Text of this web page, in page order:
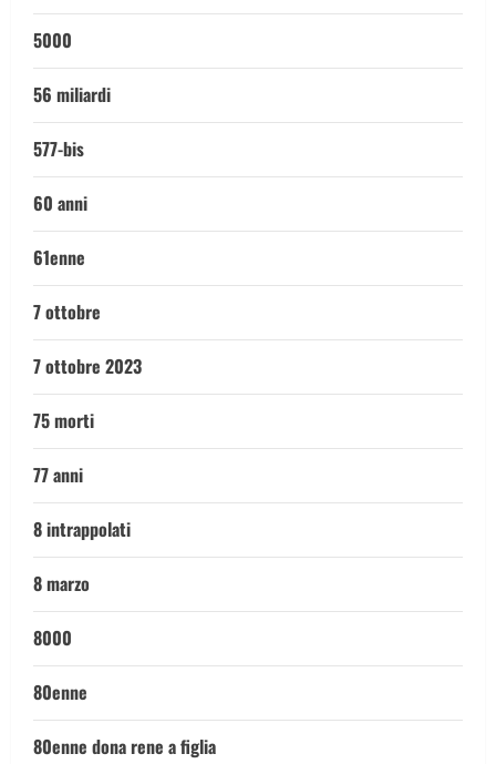
5000
56 miliardi
577-bis
60 anni
61enne
7 ottobre
7 ottobre 2023
75 morti
77 anni
8 intrappolati
8 marzo
8000
80enne
80enne dona rene a figlia